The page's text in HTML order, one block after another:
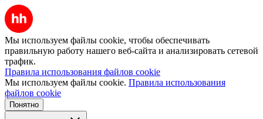
Мы используем файлы cookie, чтобы обеспечивать
правильную работу нашего веб-сайта и анализировать сетевой
трафик.
Правила использования файлов cookie
Мы используем файлы cookie. Правила использования
файлов cookie
Понятно